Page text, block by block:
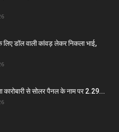
डॉल वाली कांवड़ लेकर निकला भाई,
कारोबारी से सोलर पैनल के नाम पर 2.29...